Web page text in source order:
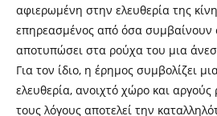
αφιερωμένη στην ελευθερία της
επηρεασμένος από όσα συμβαίνουν
αποτυπώσει στα ρούχα του μια
Για τον ίδιο, η έρημος συμβολίζει
ελευθερία, ανοιχτό χώρο και αργούς
τους λόγους αποτελεί την